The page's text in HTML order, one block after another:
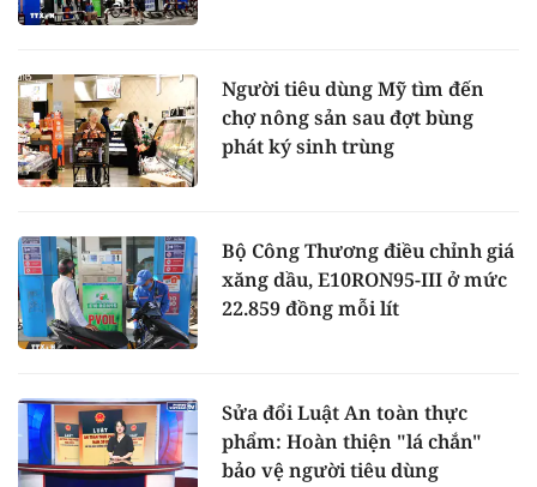
Người tiêu dùng Mỹ tìm đến
chợ nông sản sau đợt bùng
phát ký sinh trùng
Bộ Công Thương điều chỉnh giá
xăng dầu, E10RON95-III ở mức
22.859 đồng mỗi lít
Sửa đổi Luật An toàn thực
phẩm: Hoàn thiện "lá chắn"
bảo vệ người tiêu dùng